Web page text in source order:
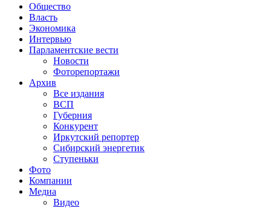
Общество
Власть
Экономика
Интервью
Парламентские вести
Новости
Фоторепортажи
Архив
Все издания
ВСП
Губерния
Конкурент
Иркутский репортер
Сибирский энергетик
Ступеньки
Фото
Компании
Медиа
Видео